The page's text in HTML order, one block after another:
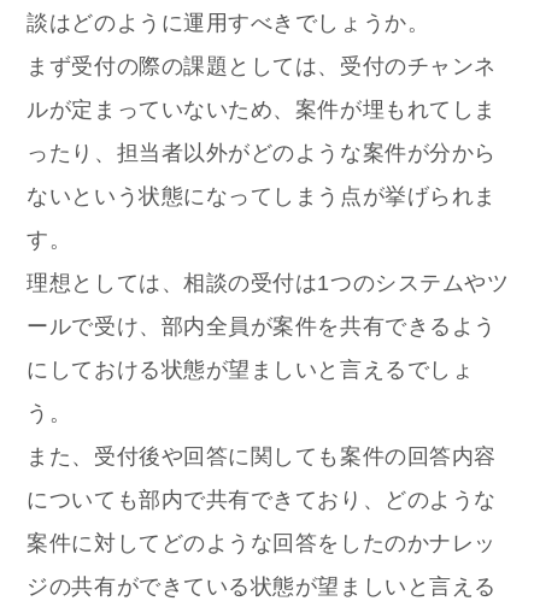
談はどのように運用すべきでしょうか。
まず受付の際の課題としては、受付のチャンネ
ルが定まっていないため、案件が埋もれてしま
ったり、担当者以外がどのような案件が分から
ないという状態になってしまう点が挙げられま
す。
理想としては、相談の受付は1つのシステムやツ
ールで受け、部内全員が案件を共有できるよう
にしておける状態が望ましいと言えるでしょ
う。
また、受付後や回答に関しても案件の回答内容
についても部内で共有できており、どのような
案件に対してどのような回答をしたのかナレッ
ジの共有ができている状態が望ましいと言える